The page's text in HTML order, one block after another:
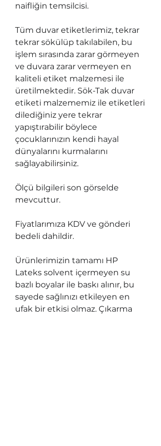
naifliğin temsilcisi.
Tüm duvar etiketlerimiz, tekrar
tekrar sökülüp takılabilen, bu
işlem sırasında zarar görmeyen
ve duvara zarar vermeyen en
kaliteli etiket malzemesi ile
üretilmektedir. Sök-Tak duvar
etiketi malzememiz ile etiketleri
dilediğiniz yere tekrar
yapıştırabilir böylece
çocuklarınızın kendi hayal
dünyalarını kurmalarını
sağlayabilirsiniz.
Ölçü bilgileri son görselde
mevcuttur.
Fiyatlarımıza KDV ve gönderi
bedeli dahildir.
Ürünlerimizin tamamı HP
Lateks solvent içermeyen su
bazlı boyalar ile baskı alınır, bu
sayede sağlınızı etkileyen en
ufak bir etkisi olmaz. Çıkarma